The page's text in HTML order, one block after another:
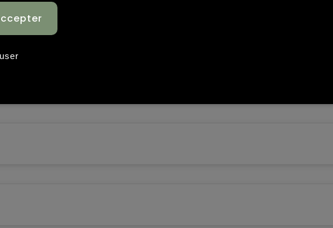
excellent moisture-wicking properties and body
Fit and mobility thanks to a good stretch effect.
To be combined with Progress GK Jersey and Squad GK